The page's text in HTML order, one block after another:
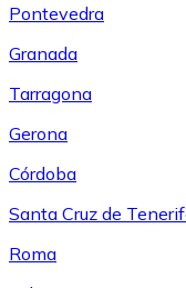
Pontevedra
Granada
Tarragona
Gerona
Córdoba
Santa Cruz de
Roma